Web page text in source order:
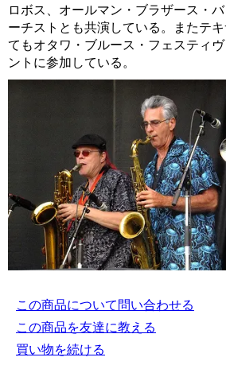
ロボス、オールマン・ブラザース・
ーチストとも共演している。またテ
てもオタワ・ブルース・フェスティ
ントに参加している。
この商品について問い合わせる
この商品を友達に教える
買い物を続ける